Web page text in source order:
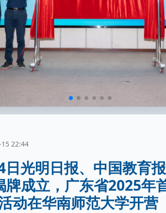
22:44
光明日报、中国教育
牌成立，广东省2025年
动在华南师范大学开营